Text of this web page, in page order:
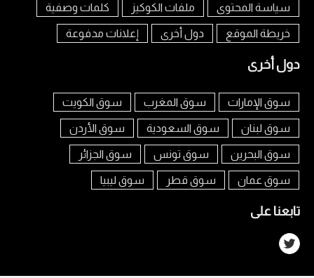
سياسة المحتوى ملفات الكوكيز كلمات وصفية
خريطة الموقع دول أخرى إعلانات مدفوعة
دول أخرى
سوق الإمارات سوق المغرب سوق الكويت
سوق لبنان سوق السعودية سوق الأردن
سوق البحرين سوق تونس سوق الجزائر
سوق عمان سوق قطر سوق ليبيا
تابعنا على